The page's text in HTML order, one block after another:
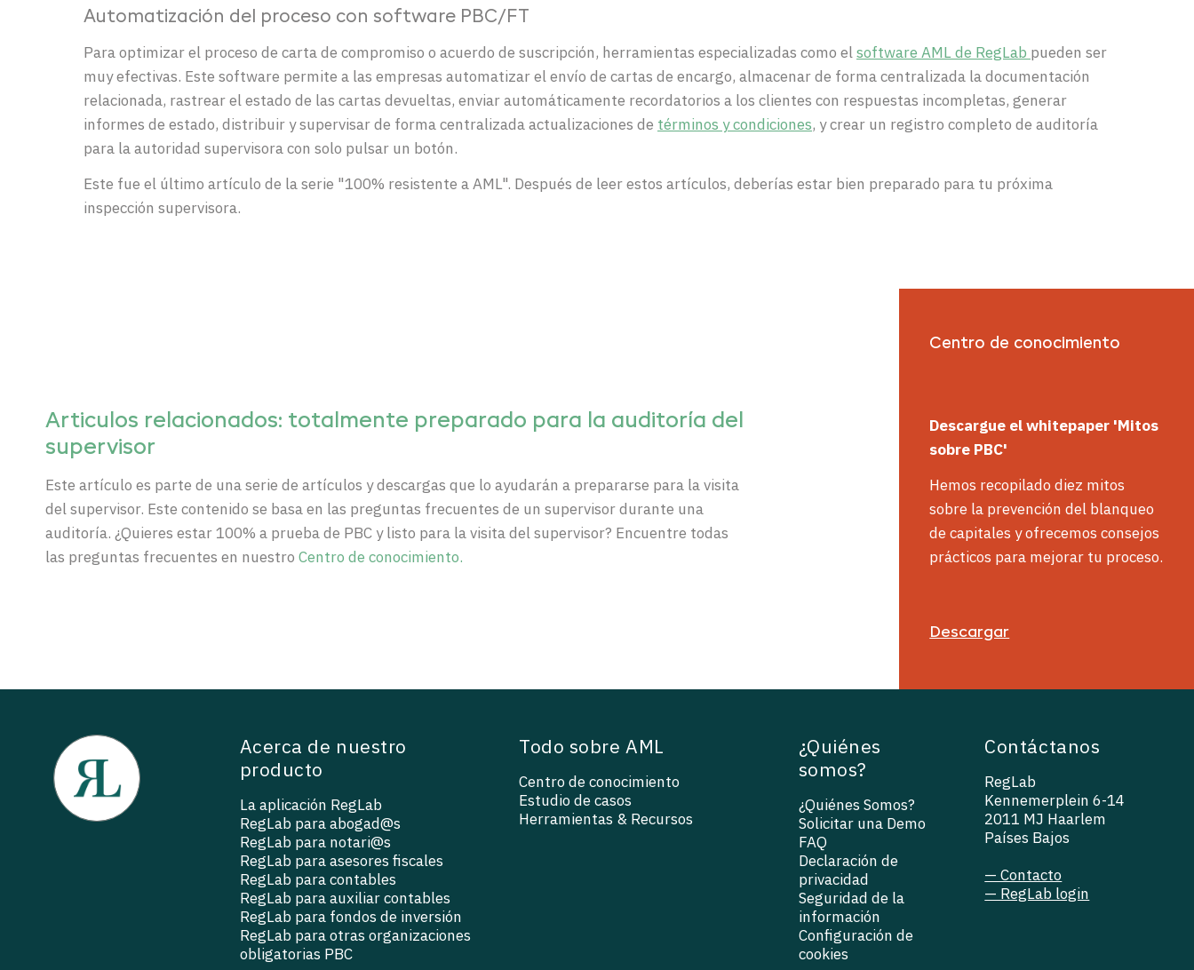
Automatización del proceso con software PBC/FT
Para optimizar el proceso de carta de compromiso o acuerdo de suscripción, herramientas especializadas como elsoftware AML de RegLab pueden ser
muy efectivas. Este software permite a las empresas automatizar el envío de cartas de encargo, almacenar de forma centralizada la documentación
relacionada, rastrear el estado de las cartas devueltas, enviar automáticamente recordatorios a los clientes con respuestas incompletas, generar
informes de estado, distribuir y supervisar de forma centralizada actualizaciones de términos y condiciones, y crear un registro completo de auditoría
para la autoridad supervisora con solo pulsar un botón.
Este fue el último artículo de la serie "100% resistente a AML". Después de leer estos artículos, deberías estar bien preparado para tu próxima
inspección supervisora.
Articulos relacionados: totalmente preparado para la auditoría del
supervisor
Este artículo es parte de una serie de artículos y descargas que lo ayudarán a prepararse para la visita
del supervisor. Este contenido se basa en las preguntas frecuentes de un supervisor durante una
auditoría. ¿Quieres estar 100% a prueba de PBC y listo para la visita del supervisor? Encuentre todas
las preguntas frecuentes en nuestro Centro de conocimiento.
Centro de conocimiento
Descargue el whitepaper 'Mitos
sobre PBC'
Hemos recopilado diez mitos
sobre la prevención del blanqueo
de capitales y ofrecemos consejos
prácticos para mejorar tu proceso.
Descargar
Acerca de nuestro
producto
La aplicación RegLab
RegLab para abogad@s
RegLab para notari@s
RegLab para asesores fiscales
RegLab para contables
RegLab para auxiliar contables
RegLab para fondos de inversión
RegLab para otras organizaciones
obligatorias PBC
Todo sobre AML
Centro de conocimiento
Estudio de casos
Herramientas & Recursos
¿Quiénes
somos?
¿Quiénes Somos?
Solicitar una Demo
FAQ
Declaración de
privacidad
Seguridad de la
información
Configuración de
cookies
Contáctanos
RegLab
Kennemerplein 6-14
2011 MJ Haarlem
Países Bajos
— Contacto
— RegLab login